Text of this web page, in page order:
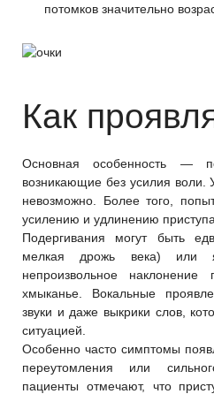
потомков значительно
Как
Основная особенность —
возникающие без усилия воли.
невозможно. Более того,
усилению и удлинению приступа.
Подергивания могут быть
мелкая дрожь века)
непроизвольное наклонение
хмыканье. Вокальные
звуки и даже выкрики слов,
ситуацией.
Особенно часто симптомы
переутомления или
пациенты отмечают, что